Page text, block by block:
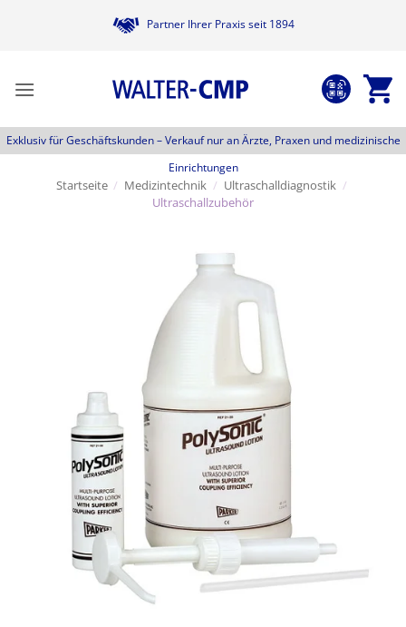
Partner Ihrer Praxis seit 1894
Exklusiv für Geschäftskunden –Verkauf nur an Ärzte, Praxen und medizinische
Einrichtungen
Startseite / Medizintechnik / Ultraschalldiagnostik /
Ultraschallzubehör